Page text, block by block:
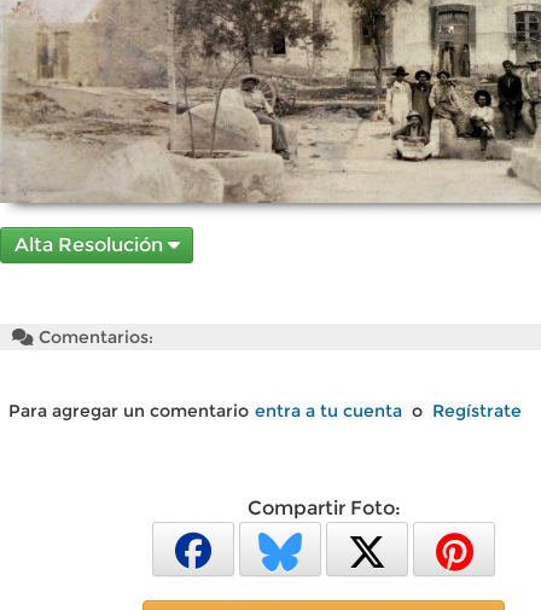
Alta Resolución
Comentarios:
Para agregar un comentario entra a tu cuenta o Regístrate
Compartir Foto: